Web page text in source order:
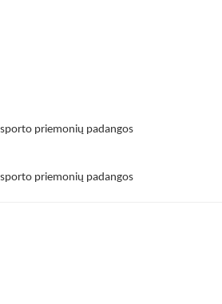
priemonių padangos
priemonių padangos